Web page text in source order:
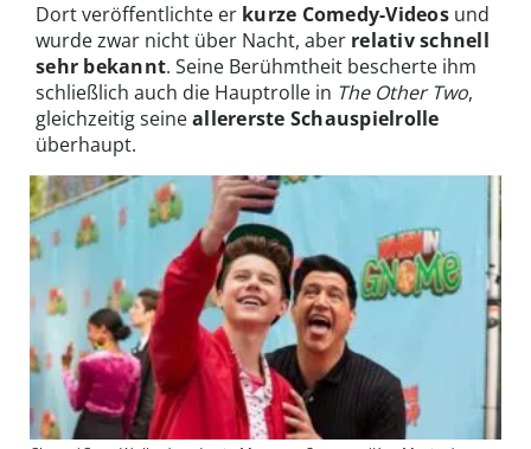
Dort veröffentlichte er kurze Comedy-Videosund
wurde zwar nicht über Nacht, aber relativ schnell
sehr bekannt. Seine Berühmtheit bescherte ihm
schließlich auch die Hauptrolle in The Other Two,
gleichzeitig seineallererste Schauspielrolle
überhaupt.